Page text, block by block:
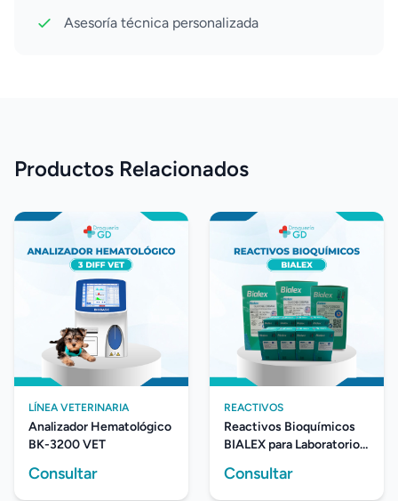
Asesoría técnica personalizada
Productos Relacionados
LÍNEA VETERINARIA
Analizador Hematológico
BK-3200 VET
Consultar
REACTIVOS
Reactivos Bioquímicos
BIALEX para Laboratorio
Consultar